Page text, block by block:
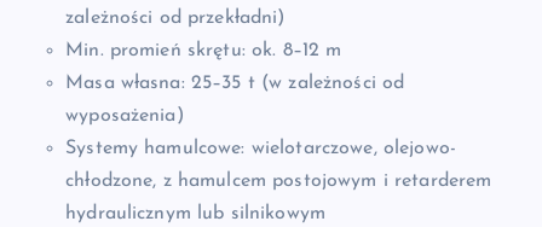
zależności od przekładni)
Min. promień skrętu: ok. 8–12 m
Masa własna: 25–35 t (w zależności od
wyposażenia)
Systemy hamulcowe: wielotarczowe, olejowo-
chłodzone, z hamulcem postojowym i retarderem
hydraulicznym lub silnikowym